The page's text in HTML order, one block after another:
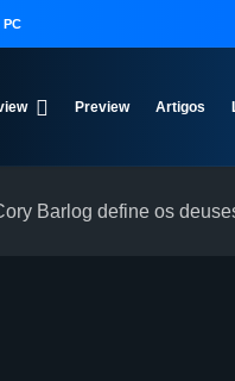
PC
Preview Artigos
Barlog define os